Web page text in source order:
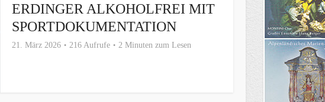
ERDINGER ALKOHOLFREI MIT
SPORTDOKUMENTATION
21. März 2026 216 Aufrufe 2 Minuten zum Lesen